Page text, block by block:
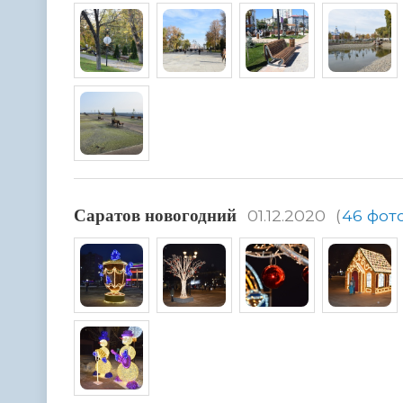
Саратов новогодний 01.12.2020 (46